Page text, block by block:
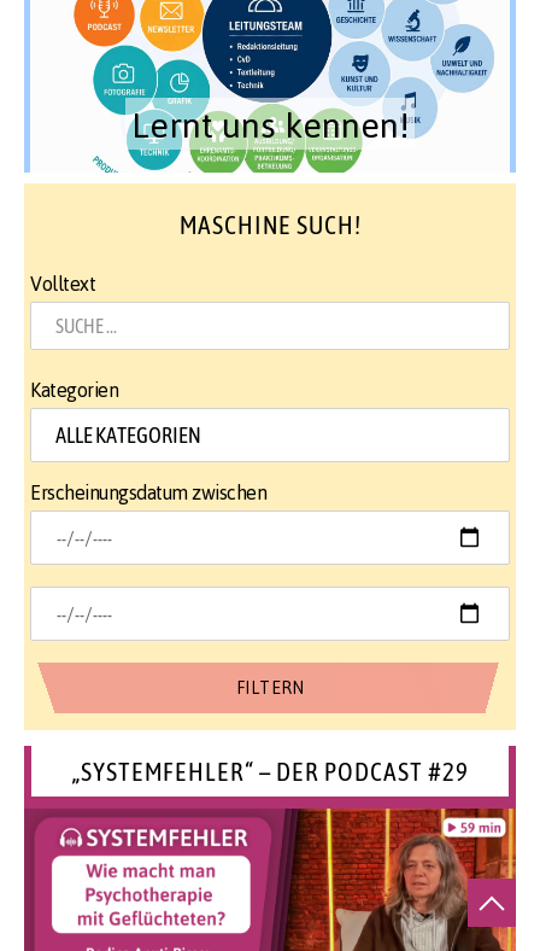
Lernt uns kennen!
MASCHINE SUCH!
Volltext
Kategorien
Erscheinungsdatum zwischen
„SYSTEMFEHLER“ – DER PODCAST #29